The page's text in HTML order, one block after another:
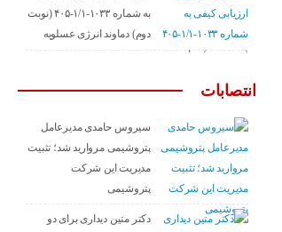
به شماره ۱۰۳۳-۱/۱-۴۰۵ (نوبت
دوم) دماوند انرژی عسلویه
انتصابات
سیروس حامدی مدیرعامل
پتروشیمی مروارید شد؛ تثبیت
مدیریت این شرکت
پتروشیمی
دکتر متین دیداری برای دو